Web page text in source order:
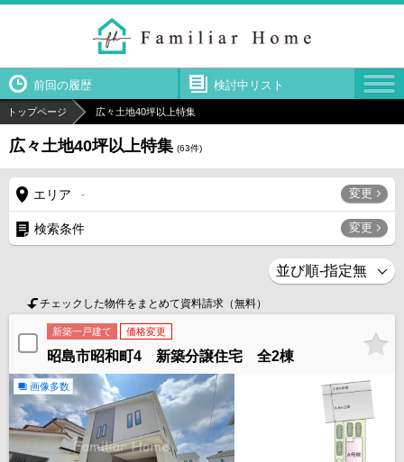
前回の履歴 検討中リスト
トップページ 広々土地40坪以上特集
広々土地40坪以上特集 (63件)
エリア - 変更
検索条件 変更
チェックした物件をまとめて資料請求（無料）
新築一戸建て 価格変更
昭島市昭和町4 新築分譲住宅 全2棟
画像多数